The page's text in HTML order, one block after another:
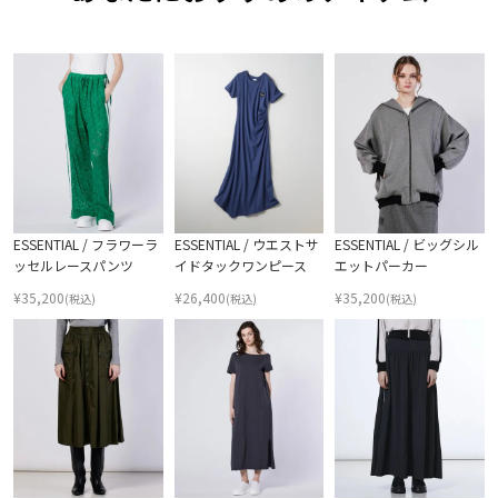
ESSENTIAL / フラワーラ
ッセルレースパンツ
¥35,200(税込)
ESSENTIAL / ウエストサ
イドタックワンピース
¥26,400(税込)
ESSENTIAL / ビッグシル
エットパーカー
¥35,200(税込)